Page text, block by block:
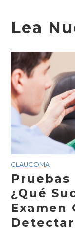
Lea
GLAUCOMA
Pruebas
¿Qué
Examen
Detectar